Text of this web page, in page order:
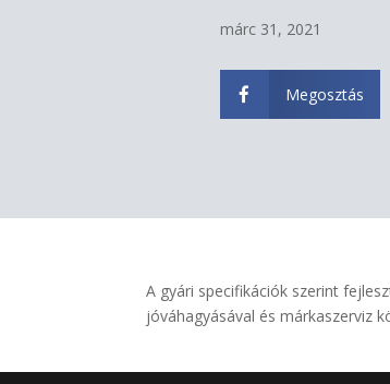
márc 31, 2021
 Megosztás
A gyári specifikációk szerint
jóváhagyásával és márkaszerviz